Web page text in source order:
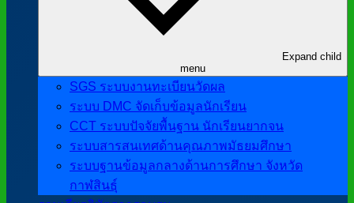
Expand child
menu
SGS ระบบงานทะเบียนวัดผล
ระบบ DMC จัดเก็บข้อมูลนักเรียน
CCT ระบบปัจจัยพื้นฐาน นักเรียนยากจน
ระบบสารสนเทศด้านคุณภาพมัธยมศึกษา
ระบบฐานข้อมูลกลางด้านการศึกษา จังหวัด
กาฬสินธุ์